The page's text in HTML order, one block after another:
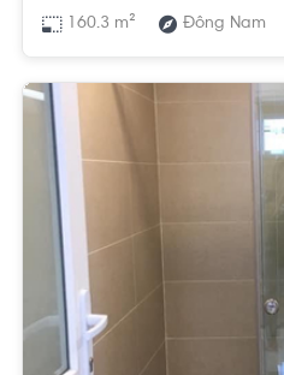
160.3 m²
Đông Nam